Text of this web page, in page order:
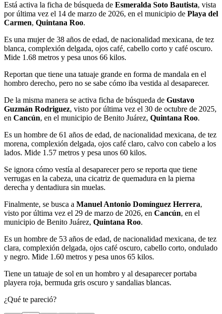
Está activa la ficha de búsqueda de Esmeralda Soto Bautista, vista
por última vez el 14 de marzo de 2026, en el municipio de Playa del
Carmen, Quintana Roo.
Es una mujer de 38 años de edad, de nacionalidad mexicana, de tez
blanca, complexión delgada, ojos café, cabello corto y café oscuro.
Mide 1.68 metros y pesa unos 66 kilos.
Reportan que tiene una tatuaje grande en forma de mandala en el
hombro derecho, pero no se sabe cómo iba vestida al desaparecer.
De la misma manera se activa ficha de búsqueda de Gustavo
Guzmán Rodriguez, visto por última vez el 30 de octubre de 2025,
en Cancún, en el municipio de Benito Juárez, Quintana Roo.
Es un hombre de 61 años de edad, de nacionalidad mexicana, de tez
morena, complexión delgada, ojos café claro, calvo con cabelo a los
lados. Mide 1.57 metros y pesa unos 60 kilos.
Se ignora cómo vestía al desaparecer pero se reporta que tiene
verrugas en la cabeza, una cicatriz de quemadura en la pierna
derecha y dentadiura sin muelas.
Finalmente, se busca a Manuel Antonio Domínguez Herrera,
visto por última vez el 29 de marzo de 2026, en Cancún, en el
municipio de Benito Juárez, Quintana Roo.
Es un hombre de 53 años de edad, de nacionalidad mexicana, de tez
clara, complexión delgada, ojos café oscuro, cabello corto, ondulado
y negro. Mide 1.60 metros y pesa unos 65 kilos.
Tiene un tatuaje de sol en un hombro y al desaparecer portaba
playera roja, bermuda gris oscuro y sandalias blancas.
¿Qué te pareció?